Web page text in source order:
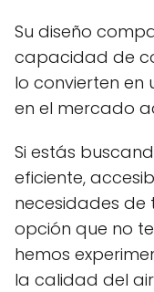
Su diseño
capacidad de
lo convierten en
en el mercado
Si estás
eficiente,
necesidades de
opción que no
hemos
la calidad del